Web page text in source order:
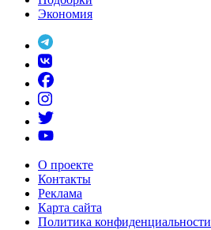
Экономия
О проекте
Контакты
Реклама
Карта сайта
Политика конфиденциальности